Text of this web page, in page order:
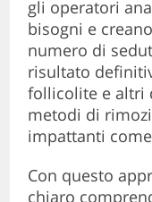
gli operatori
bisogni e
numero di
risultato
follicolite e altri
metodi di
impattanti
Con questo
chiaro